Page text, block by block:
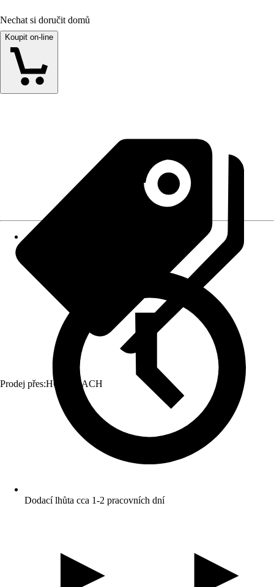
Nechat si doručit domů
Koupit on-line
Prodej přes:HORNBACH
Dodací lhůta cca 1-2 pracovních dní